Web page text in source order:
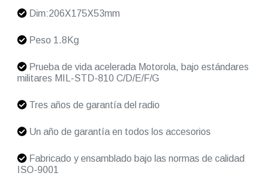
Dim:206X175X53mm
Peso 1.8Kg
Prueba de vida acelerada Motorola, bajo estándares
militares MIL-STD-810 C/D/E/F/G
Tres años de garantía del radio
Un año de garantía en todos los accesorios
Fabricado y ensamblado bajo las normas de calidad
ISO-9001